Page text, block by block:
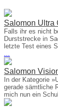
Salomon Ultra
Falls ihr es nicht
Durststrecke in
letzte Test eines
Salomon
In der Kategorie
gerade sämtliche
mich nun ein